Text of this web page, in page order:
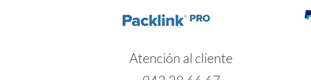
Atención al cliente